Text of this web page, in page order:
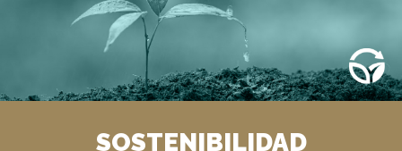
SOSTENIBILIDAD